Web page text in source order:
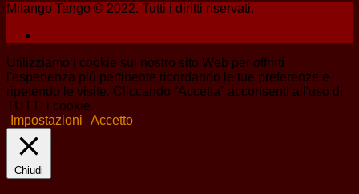
Milango Tango © 2022. Tutti i diritti riservati.
Utilizziamo i cookie sul nostro sito Web per offrirti
l'esperienza più pertinente ricordando le tue preferenze e
ripetendo le visite. Cliccando “Accetta” acconsenti all'uso di
TUTTI i cookie.
Impostazioni
Accetto
Chiudi